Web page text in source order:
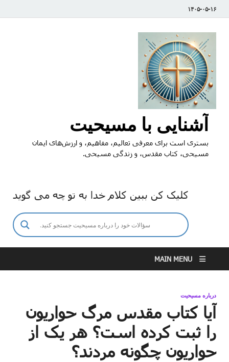
۱۴۰۵-۰۵-۱۶
آشنایی با مسیحیت
بستری است برای معرفی تعالیم، مفاهیم، و ارزش‌های ایمان
مسیحی، کتاب مقدس، و زندگی مسیحی.
کلیک کن ببین کلام خدا به تو چه می گوید
MAIN MENU
درباره مسیحیت
آیا کتاب مقدس مرگ حواریون
را ثبت کرده است؟ هر یک از
حواریون چگونه مردند؟